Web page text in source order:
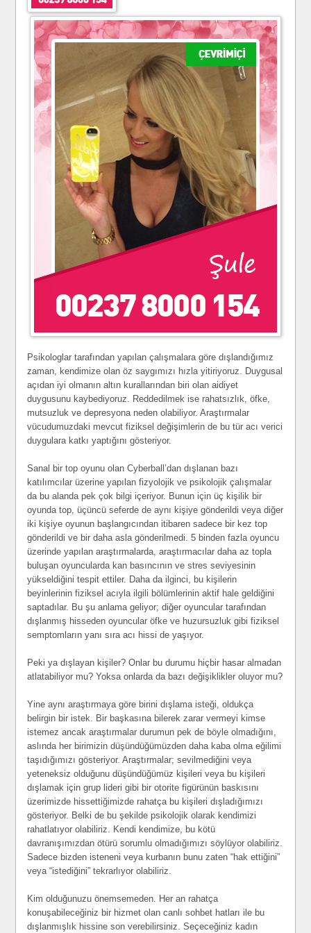
Psikologlar tarafından yapılan çalışmalara göre dışlandığımız
zaman, kendimize olan öz saygımızı hızla yitiriyoruz. Duygusal
açıdan iyi olmanın altın kurallarından biri olan aidiyet
duygusunu kaybediyoruz. Reddedilmek ise rahatsızlık, öfke,
mutsuzluk ve depresyona neden olabiliyor. Araştırmalar
vücudumuzdaki mevcut fiziksel değişimlerin de bu tür acı verici
duygulara katkı yaptığını gösteriyor.
Sanal bir top oyunu olan Cyberball’dan dışlanan bazı
katılımcılar üzerine yapılan fizyolojik ve psikolojik çalışmalar
da bu alanda pek çok bilgi içeriyor. Bunun için üç kişilik bir
oyunda top, üçüncü seferde de aynı kişiye gönderildi veya diğer
iki kişiye oyunun başlangıcından itibaren sadece bir kez top
gönderildi ve bir daha asla gönderilmedi. 5 binden fazla oyuncu
üzerinde yapılan araştırmalarda, araştırmacılar daha az topla
buluşan oyuncularda kan basıncının ve stres seviyesinin
yükseldiğini tespit ettiler. Daha da ilginci, bu kişilerin
beyinlerinin fiziksel acıyla ilgili bölümlerinin aktif hale geldiğini
saptadılar. Bu şu anlama geliyor; diğer oyuncular tarafından
dışlanmış hisseden oyuncular öfke ve huzursuzluk gibi fiziksel
semptomların yanı sıra acı hissi de yaşıyor.
Peki ya dışlayan kişiler? Onlar bu durumu hiçbir hasar almadan
atlatabiliyor mu? Yoksa onlarda da bazı değişiklikler oluyor mu?
Yine aynı araştırmaya göre birini dışlama isteği, oldukça
belirgin bir istek. Bir başkasına bilerek zarar vermeyi kimse
istemez ancak araştırmalar durumun pek de böyle olmadığını,
aslında her birimizin düşündüğümüzden daha kaba olma eğilimi
taşıdığımızı gösteriyor. Araştırmalar; sevilmediğini veya
yeteneksiz olduğunu düşündüğümüz kişileri veya bu kişileri
dışlamak için grup lideri gibi bir otorite figürünün baskısını
üzerimizde hissettiğimizde rahatça bu kişileri dışladığımızı
gösteriyor. Belki de bu şekilde psikolojik olarak kendimizi
rahatlatıyor olabiliriz. Kendi kendimize, bu kötü
davranışımızdan ötürü sorumlu olmadığımızı söylüyor olabiliriz.
Sadece bizden isteneni veya kurbanın bunu zaten “hak ettiğini”
veya “istediğini” tekrarlıyor olabiliriz.
Kim olduğunuzu önemsemeden. Her an rahatça
konuşabileceğiniz bir hizmet olan canlı sohbet hatları ile bu
dışlanmışlık hissine son verebilirsiniz. Seçeceğiniz kadın